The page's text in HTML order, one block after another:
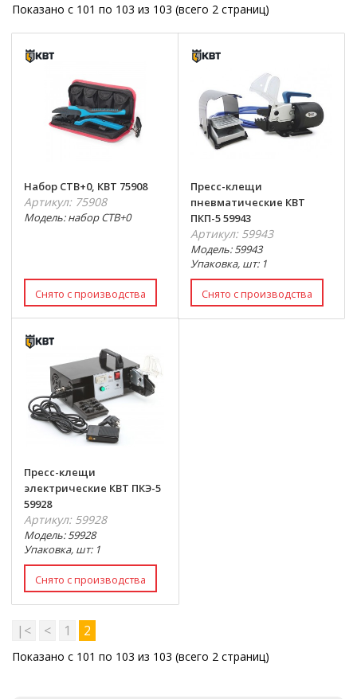
Показано с 101 по 103 из 103 (всего 2 страниц)
Набор CTB+0, КВТ 75908
Артикул: 75908
Модель: набор CTB+0
Пресс-клещи
пневматические КВТ
ПКП-5 59943
Артикул: 59943
Модель: 59943
Упаковка, шт: 1
Пресс-клещи
электрические КВТ ПКЭ-5
59928
Артикул: 59928
Модель: 59928
Упаковка, шт: 1
|< < 1 2
Показано с 101 по 103 из 103 (всего 2 страниц)